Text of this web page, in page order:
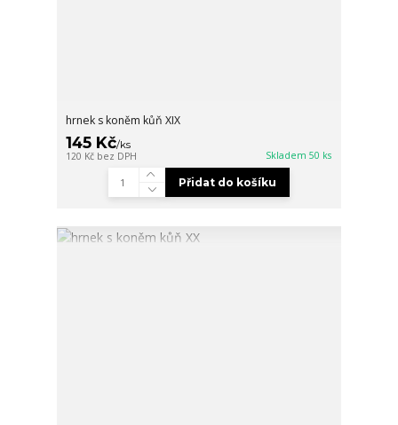
hrnek s koněm kůň XIX
145 Kč/ks
120 Kč bez DPH Skladem 50 ks
Přidat do košíku